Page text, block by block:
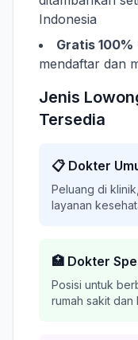
Indonesia
Gratis 100%
mendaftar dan
Jenis
Tersedia
📋 Dokter
Peluang di
layanan
🏥 Dokter
Posisi untuk
rumah sakit dan